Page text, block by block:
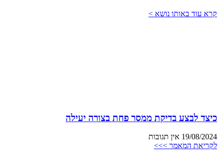
קרא עוד באותו נושא >
כיצד לבצע בדיקת ממסר פחת בצורה יעילה
19/08/2024 אין תגובות
לקריאת המאמר >>>